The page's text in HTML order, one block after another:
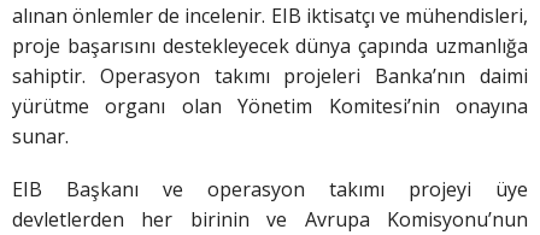
alınan önlemler de incelenir. EIB iktisatçı ve mühendisleri,
proje başarısını destekleyecek dünya çapında uzmanlığa
sahiptir. Operasyon takımı projeleri Banka’nın daimi
yürütme organı olan Yönetim Komitesi’nin onayına
sunar.
EIB Başkanı ve operasyon takımı projeyi üye
devletlerden her birinin ve Avrupa Komisyonu’nun